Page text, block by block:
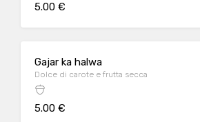
5.00 €
Gajar ka halwa
Dolce di carote e frutta secca
5.00 €